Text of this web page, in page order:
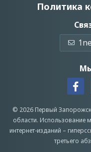
Политика
© 2026 Первый
области. Использование
интернет-изданий –
третьего